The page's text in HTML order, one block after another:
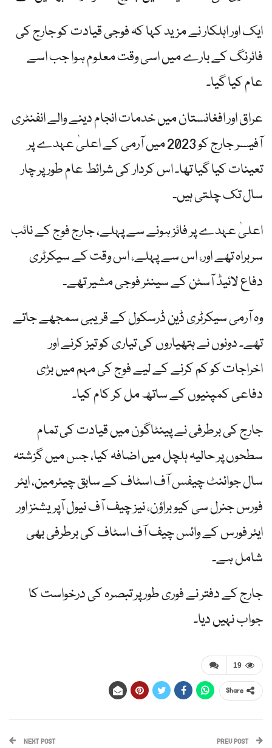
ایک اور اہلکار نے مزید کہا کہ فوجی قیادت کو جارج کی
فائرنگ کے بارے میں اسی وقت معلوم ہوا جب اسے
عام کیا گیا۔
عراق اور افغانستان میں خدمات انجام دینے والے انفنٹری
آفیسر جارج کو 2023 میں آرمی کے اعلیٰ عہدے پر
تعینات کیا گیا تھا۔ اس کردار کی شرائط عام طور پر چار
سال تک چلتی ہیں۔
اعلیٰ عہدے پر فائز ہونے سے پہلے، جارج فوج کے نائب
سربراہ تھے اور، اس سے پہلے، اس وقت کے سیکرٹری
دفاع لائیڈ آسٹن کے سینئر فوجی مشیر تھے۔
وہ آرمی سیکرٹری ڈین ڈرسکول کے قریبی سمجھے جاتے
تھے۔ دونوں نے ہتھیاروں کی تیاری کو تیز کرنے اور
اخراجات کو کم کرنے کے لیے فوج کی مہم میں بڑی
دفاعی کمپنیوں کے ساتھ مل کر کام کیا۔
جارج کی برطرفی نے پینٹاگون میں قیادت کی تمام
سطحوں پر حالیہ ہلچل میں اضافہ کیا، جس میں گزشتہ
سال جوائنٹ چیفس آف اسٹاف کے سابق چیئرمین، ایئر
فورس جنرل سی کیو براؤن، نیز چیف آف نیول آپریشنز اور
ایئر فورس کے وائس چیف آف اسٹاف کی برطرفی بھی
شامل ہے۔
جارج کے دفتر نے فوری طور پر تبصرہ کی درخواست کا
جواب نہیں دیا۔
19
Share
PREV POST
NEXT POST